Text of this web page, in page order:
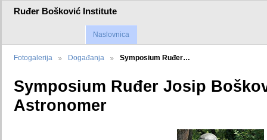
Ruđer Bošković Institute
Naslovnica
Fotogalerija Događanja Symposium Ruđer…
Symposium Ruđer Josip
Astronomer